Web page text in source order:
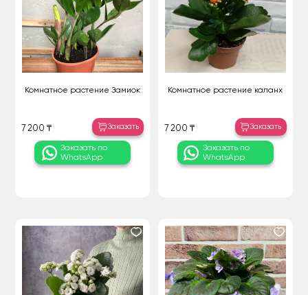
Комнатное растение Замиок
7 200 ₸ Заказать
Заказать по
WhatsApp
Комнатное растение каланх
7 200 ₸ Заказать
Заказать по
WhatsApp